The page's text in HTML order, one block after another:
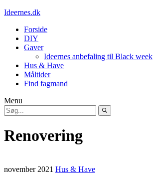
Ideernes.dk
Forside
DIY
Gaver
Ideernes anbefaling til Black week
Hus & Have
Måltider
Find fagmand
Menu
Renovering
november 2021 Hus & Have